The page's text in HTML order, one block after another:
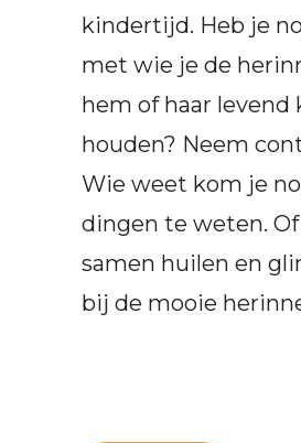
kindertijd. Heb je
met wie je de
hem of haar levend
houden? Neem
Wie weet kom je
dingen te weten.
samen huilen en
bij de mooie